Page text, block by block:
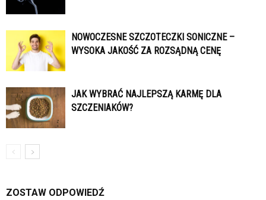
NOWOCZESNE SZCZOTECZKI SONICZNE –
WYSOKA JAKOŚĆ ZA ROZSĄDNĄ CENĘ
JAK WYBRAĆ NAJLEPSZĄ KARMĘ DLA
SZCZENIAKÓW?
ZOSTAW ODPOWIEDŹ